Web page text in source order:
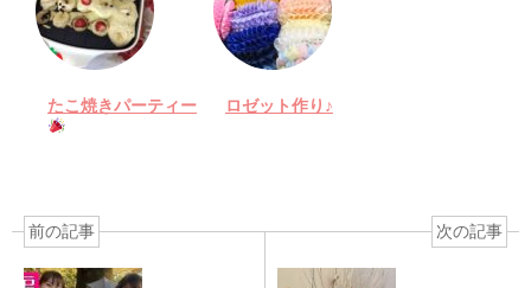
たこ焼きパーティー ロゼット作り♪
前の記事 次の記事